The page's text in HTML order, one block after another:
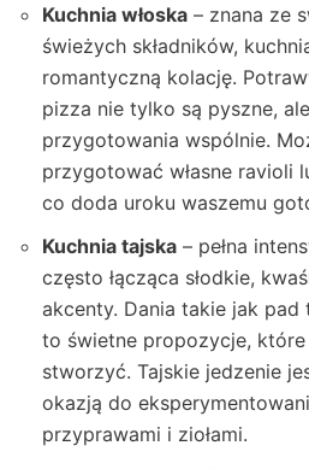
Kuchnia włoska – znana ze
świeżych składników,
romantyczną kolację.
pizza nie tylko są pyszne,
przygotowania wspólnie.
przygotować własne ravioli
co doda uroku waszemu
Kuchnia tajska – pełna
często łącząca słodkie,
akcenty. Dania takie jak
to świetne propozycje,
stworzyć. Tajskie jedzenie
okazją do
przyprawami i ziołami.